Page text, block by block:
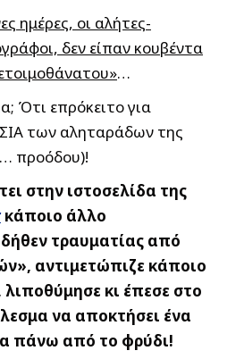
ημέρες, οι αλήτες-
δεν είπαν κουβέντα
…
Ότι επρόκειτο για
των αληταράδων της
προόδου)!
στην ιστοσελίδα της
κάποιο άλλο
τραυματίας από
αντιμετώπιζε κάποιο
κι έπεσε στο
να αποκτήσει ένα
πάνω από το φρύδι!